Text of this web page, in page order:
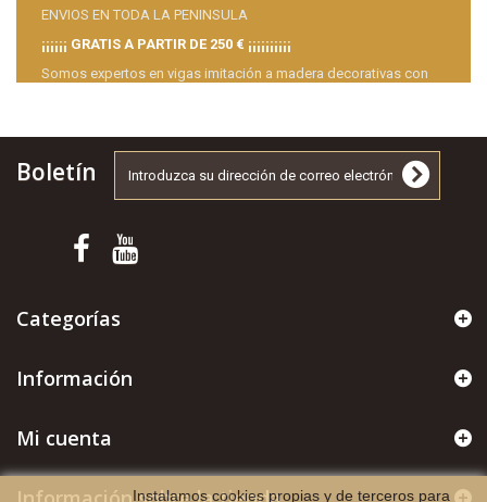
ENVIOS EN TODA LA PENINSULA
¡¡¡¡¡¡ GRATIS A PARTIR DE 250 € ¡¡¡¡¡¡¡¡¡¡
Somos expertos en vigas imitación a madera decorativas con
Boletín
Categorías
Información
Mi cuenta
Instalamos cookies propias y de terceros para